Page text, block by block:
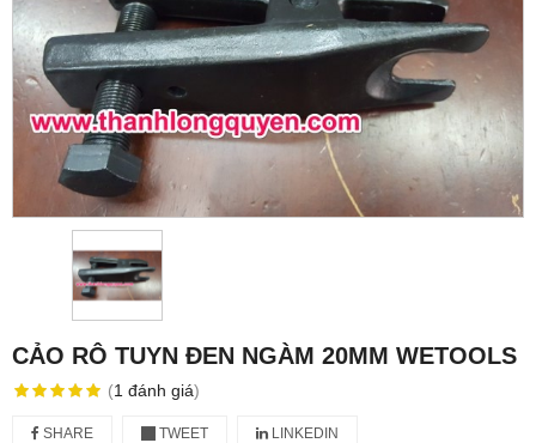
CẢO RÔ TUYN ĐEN NGÀM 20MM WETOOLS
(1 đánh giá)
SHARE TWEET LINKEDIN